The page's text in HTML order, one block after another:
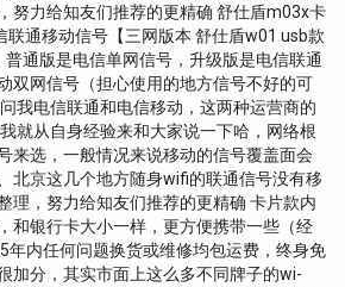
努力给知友们推荐的更精确 舒仕盾m03x卡
联通移动信号【三网版本 舒仕盾w01 usb款
通版是电信单网信号，升级版是电信联通
双网信号（担心使用的地方信号不好的可
我电信联通和电信移动，这两种运营商的
就从自身经验来和大家说一下哈，网络根
来选，一般情况来说移动的信号覆盖面会
北京这几个地方随身wifi的联通信号没有移
理，努力给知友们推荐的更精确 卡片款内
和银行卡大小一样，更方便携带一些（经
年内任何问题换货或维修均包运费，终身免
加分，其实市面上这么多不同牌子的wi-